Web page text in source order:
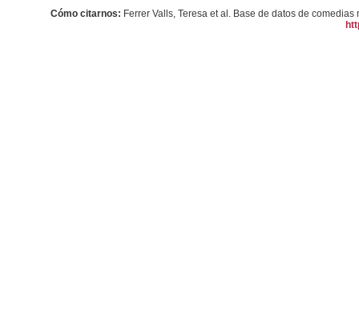
Cómo citarnos: Ferrer Valls, Teresa et al. Base de datos de